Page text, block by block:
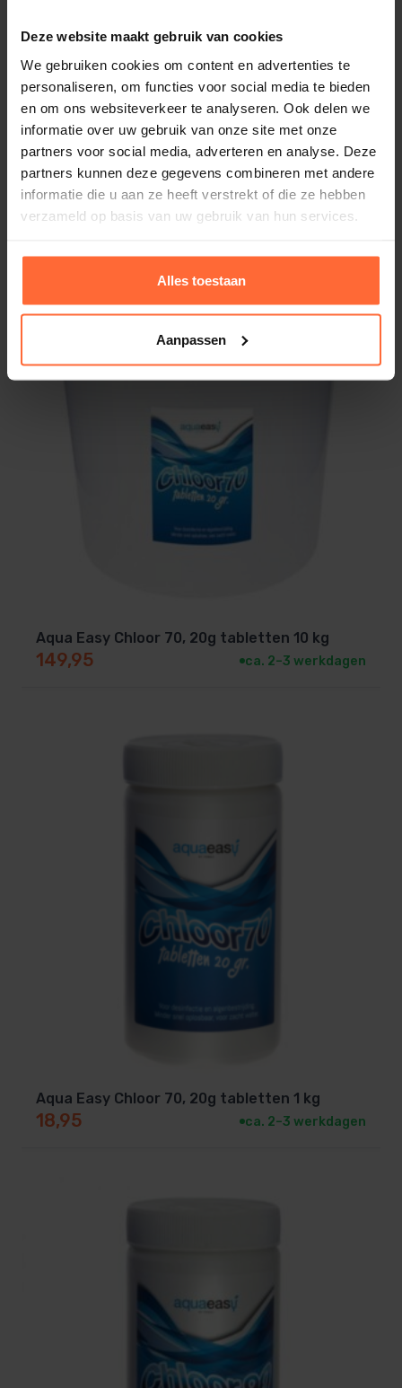
Deze website maakt gebruik van cookies
We gebruiken cookies om content en advertenties te
personaliseren, om functies voor social media te bieden
en om ons websiteverkeer te analyseren. Ook delen we
informatie over uw gebruik van onze site met onze
partners voor social media, adverteren en analyse. Deze
partners kunnen deze gegevens combineren met andere
informatie die u aan ze heeft verstrekt of die ze hebben
verzameld op basis van uw gebruik van hun services.
Alles toestaan
Aanpassen
Gewicht
Merk
Aqua Easy
Gerelateerde producten
Aqua Easy Chloor 70, 20g tabletten 10 kg
149,95 ca. 2–3 werkdagen
Aqua Easy Chloor 70, 20g tabletten 1 kg
18,95 ca. 2–3 werkdagen